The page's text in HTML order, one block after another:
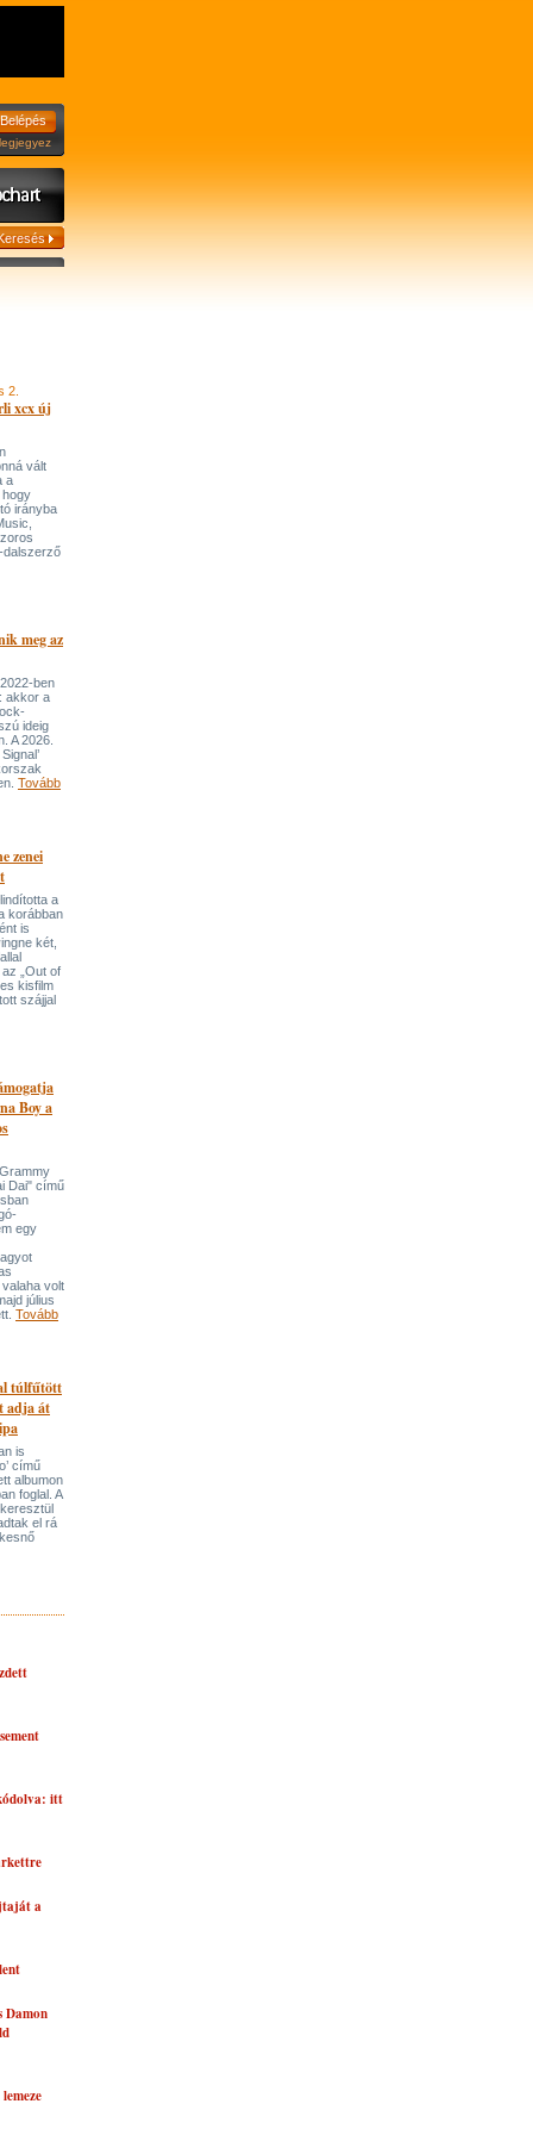
2.
xcx új
vált
a
hogy
irányba
dalszerző
meg az
ben
akkor a
ideig
A 2026.
Tovább
zenei
a
korábban
is
két,
„Out of
kisfilm
szájjal
Boy a
Dai" című
egy
volt
július
Tovább
túlfűtött
adja át
is
című
albumon
foglal. A
el rá
itt
a
Damon